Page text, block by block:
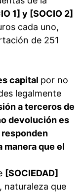
1] y [SOCIO 2]
cada uno,
de 251
capital por no
legalmente
a terceros de
devolución es
manera que el
[SOCIEDAD]
que